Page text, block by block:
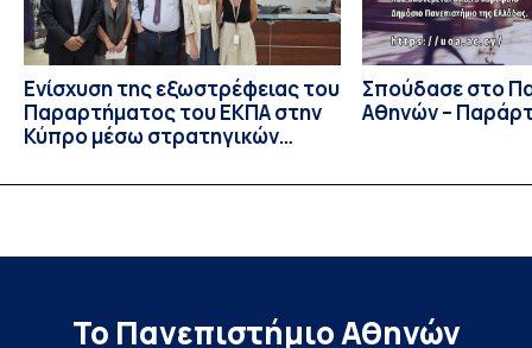
Ενίσχυση της εξωστρέφειας του
Παραρτήματος του ΕΚΠΑ στην
Κύπρο μέσω στρατηγικών
Σπούδασε στο
Αθηνών –
Το Πανεπιστήμιο Αθηνών